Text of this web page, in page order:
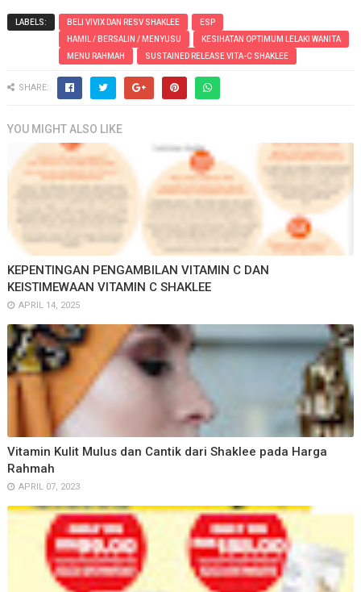
LABELS: BELI VIVIX DAN RESV SHAKLEE
ESP
HAMIL / BERSALIN / MENYUSU
KESIHATAN OPTIMUM LELAKI WANITA
MENU RAHMAH
SUSTAINED RELEASE VITA-C SHAKLEE
SHARE:
YOU MIGHT ALSO LIKE
KEPENTINGAN PENGAMBILAN VITAMIN C DAN
KEISTIMEWAAN VITAMIN C SHAKLEE
APRIL 14, 2025
Vitamin Kulit Mulus dan Cantik dari Shaklee pada Harga
Rahmah
APRIL 07, 2023